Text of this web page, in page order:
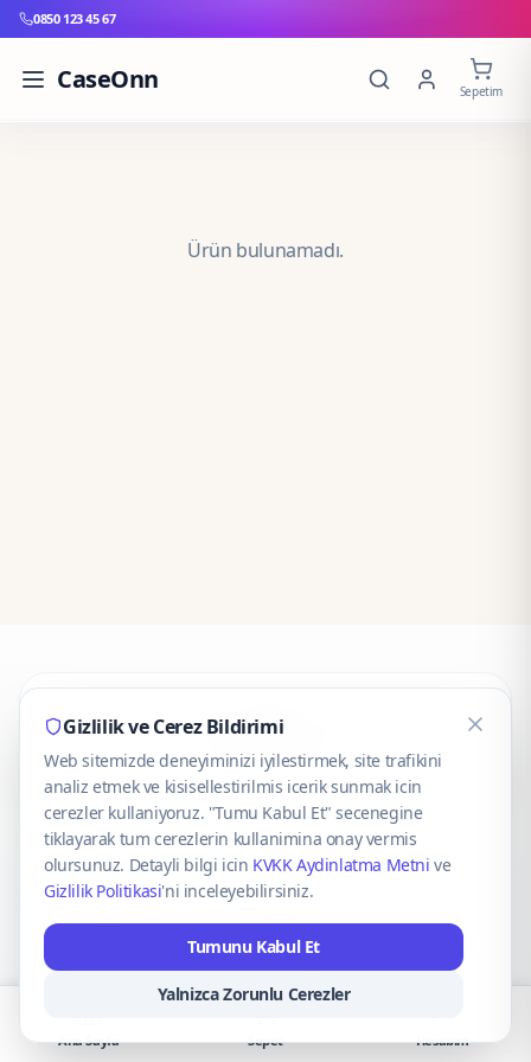
0850 123 45 67
CaseOnn Sepetim
Ürün bulunamadı.
CaseOnn
© 2025 CaseOnn. Tüm hakları saklıdır.
VISA Mastercard
Gizlilik ve Cerez Bildirimi
Web sitemizde deneyiminizi iyilestirmek, site trafikini
analiz etmek ve kisisellestirilmis icerik sunmak icin
cerezler kullaniyoruz. "Tumu Kabul Et" secenegine
tiklayarak tum cerezlerin kullanimina onay vermis
olursunuz. Detayli bilgi icin KVKK Aydinlatma Metni ve
Gizlilik Politikasi'ni inceleyebilirsiniz.
Tumunu Kabul Et
Yalnizca Zorunlu Cerezler
Ana Sayfa Sepet Hesabım